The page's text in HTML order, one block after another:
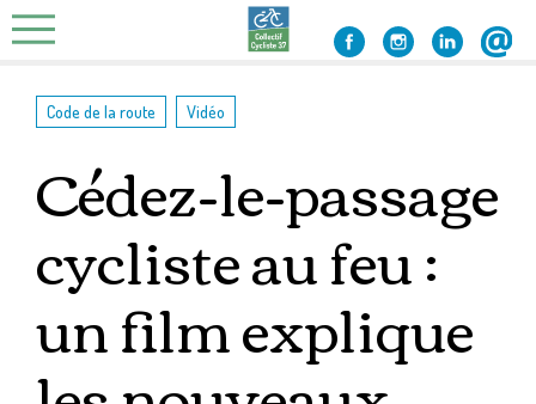
Skip
to
Code de la route Vidéo
Cédez-le-passage
cycliste au feu :
un film explique